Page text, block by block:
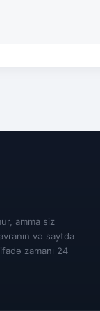
amma siz
və saytda
zamanı 24